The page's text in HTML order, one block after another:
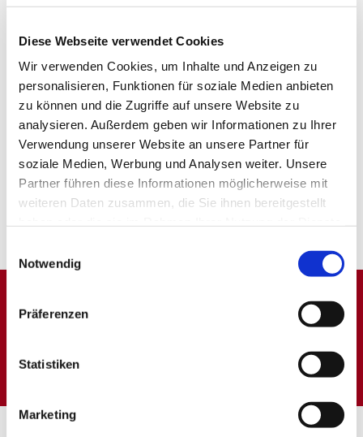
Diese Webseite verwendet Cookies
Wir verwenden Cookies, um Inhalte und Anzeigen zu
personalisieren, Funktionen für soziale Medien anbieten
zu können und die Zugriffe auf unsere Website zu
analysieren. Außerdem geben wir Informationen zu Ihrer
Verwendung unserer Website an unsere Partner für
soziale Medien, Werbung und Analysen weiter. Unsere
Partner führen diese Informationen möglicherweise mit
weiteren Daten zusammen, die Sie ihnen bereitgestellt
Notwendig
Präferenzen
Statistiken
Marketing
Dies könnte Sie auch